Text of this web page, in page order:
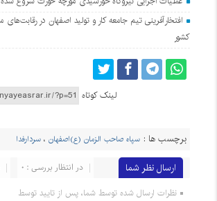
افتخارآفرینی تیم جامعه کار و تولید اصفهان در رقابت‌های
کشور
لینک کوتاه
برچسب ها : سپاه صاحب الزمان (ع)اصفهان ،سردارفدا
ارسال نظر شما
در انتظار بررسی : 0
نظرات ارسال شده توسط شما، پس از تایید توسط